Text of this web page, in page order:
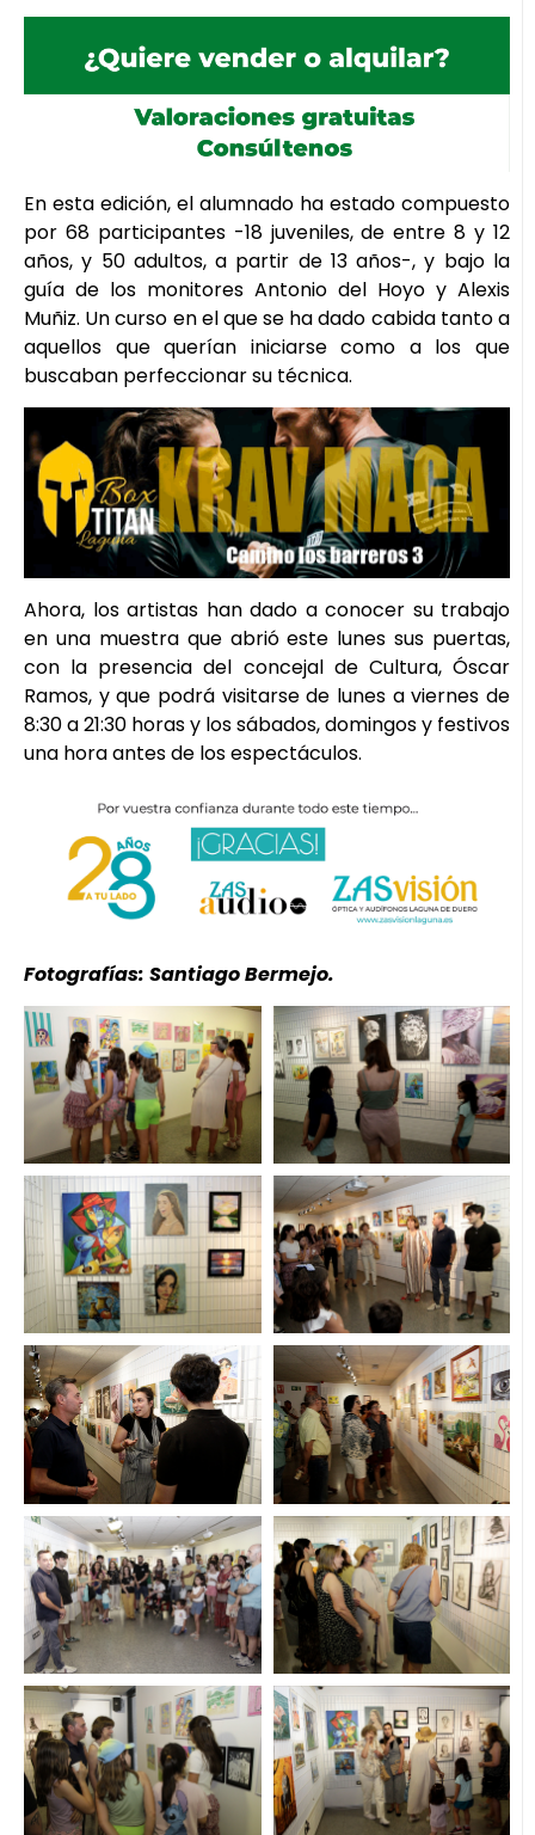
En esta edición, el alumnado ha estado compuesto
por 68 participantes -18 juveniles, de entre 8 y 12
años, y 50 adultos, a partir de 13 años-, y bajo la
guía de los monitores Antonio del Hoyo y Alexis
Muñiz. Un curso en el que se ha dado cabida tanto a
aquellos que querían iniciarse como a los que
buscaban perfeccionar su técnica.
Ahora, los artistas han dado a conocer su trabajo
en una muestra que abrió este lunes sus puertas,
con la presencia del concejal de Cultura, Óscar
Ramos, y que podrá visitarse de lunes a viernes de
8:30 a 21:30 horas y los sábados, domingos y festivos
una hora antes de los espectáculos.
Fotografías: Santiago Bermejo.